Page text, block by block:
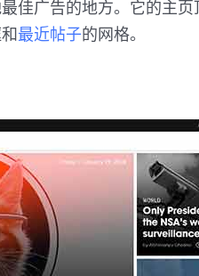
佳广告的地方。它的主
最近帖子的网格。